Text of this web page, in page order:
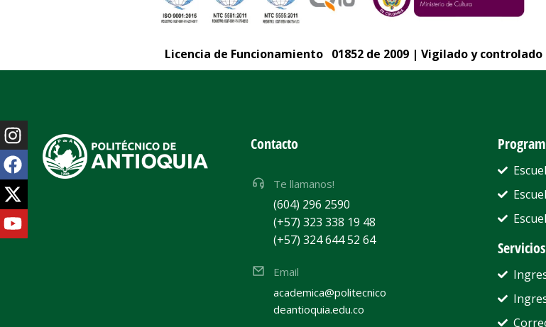
Licencia de Funcionamiento 01852 de 2009 | Vigilado y
Contacto
Te llamanos!
(604) 296 2590
(+57) 323 338 19 48
(+57) 324 644 52 64
Email
academica@politecnico
deantioquia.edu.co